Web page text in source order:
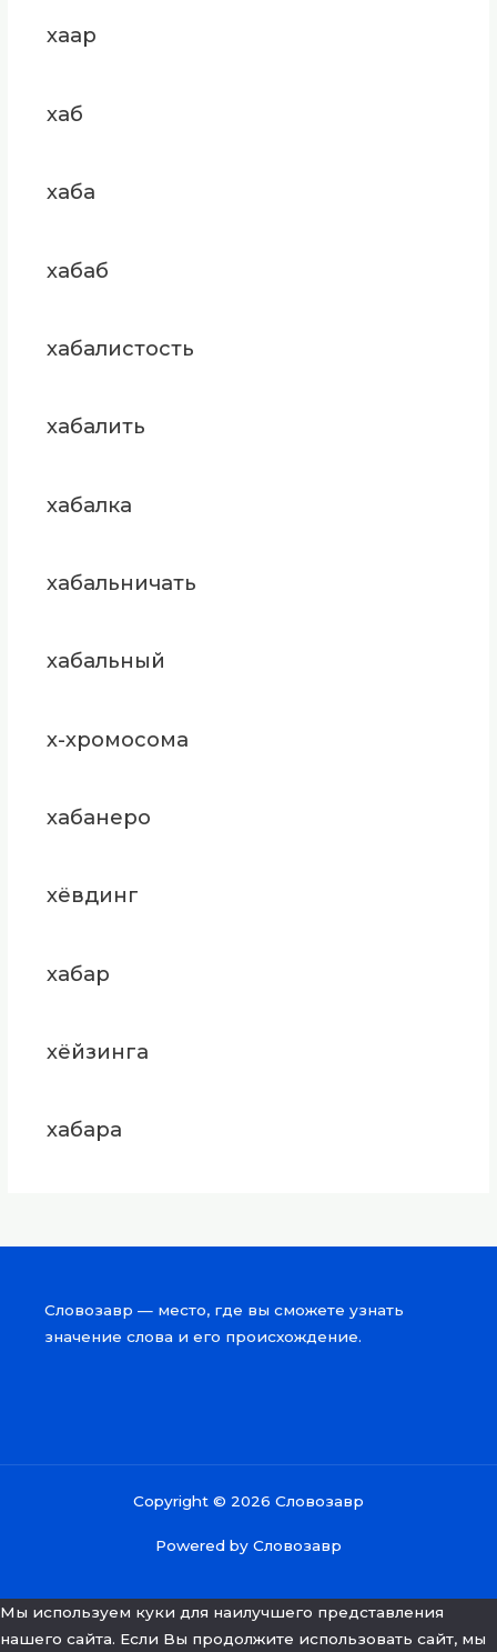
хаар
хаб
хаба
хабаб
хабалистость
хабалить
хабалка
хабальничать
хабальный
х-хромосома
хабанеро
хёвдинг
хабар
хёйзинга
хабара
Словозавр — место, где вы сможете узнать
значение слова и его происхождение.
Copyright © 2026 Словозавр
Powered by Словозавр
Мы используем куки для наилучшего представления
нашего сайта. Если Вы продолжите использовать сайт, мы